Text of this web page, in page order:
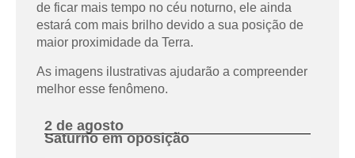
de ficar mais tempo no céu noturno, ele ainda
estará com mais brilho devido a sua posição de
maior proximidade da Terra.
As imagens ilustrativas ajudarão a compreender
melhor esse fenômeno.
2 de agosto
Saturno em oposição